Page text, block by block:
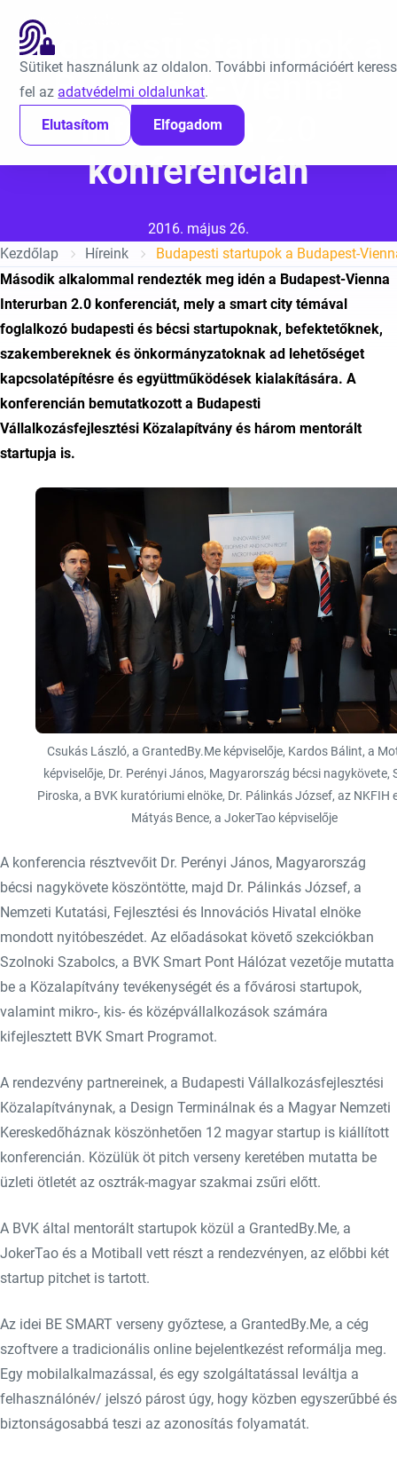
Sütiket használunk az oldalon. További információért
fel az adatvédelmi oldalunkat.
Elutasítom
Elfogadom
Ugrás a tartalomra
Budapesti startupok a
Budapest-Vienna
Interurban 2.0
konferencián
Közzétéve:
2016. május 26.
Kezdőlap
Híreink
Budapesti startupok a Budapest-
Második alkalommal rendezték meg idén a Budapest-Vienna
Interurban 2.0 konferenciát, mely a smart city témával
foglalkozó budapesti és bécsi startupoknak, befektetőknek,
szakembereknek és önkormányzatoknak ad lehetőséget
kapcsolatépítésre és együttműködések kialakítására. A
konferencián bemutatkozott a Budapesti
Vállalkozásfejlesztési Közalapítvány és három mentorált
startupja is.
Csukás László, a GrantedBy.Me képviselője, Kardos Bálint, a
képviselője, Dr. Perényi János, Magyarország bécsi nagykövete,
Piroska, a BVK kuratóriumi elnöke, Dr. Pálinkás József, az NKFIH
Mátyás Bence, a JokerTao képviselője
A konferencia résztvevőit Dr. Perényi János, Magyarország
bécsi nagykövete köszöntötte, majd Dr. Pálinkás József, a
Nemzeti Kutatási, Fejlesztési és Innovációs Hivatal elnöke
mondott nyitóbeszédet. Az előadásokat követő szekciókban
Szolnoki Szabolcs, a BVK Smart Pont Hálózat vezetője mutatta
be a Közalapítvány tevékenységét és a fővárosi startupok,
valamint mikro-, kis- és középvállalkozások számára
kifejlesztett BVK Smart Programot.
A rendezvény partnereinek, a Budapesti Vállalkozásfejlesztési
Közalapítványnak, a Design Terminálnak és a Magyar Nemzeti
Kereskedőháznak köszönhetően 12 magyar startup is kiállított
konferencián. Közülük öt pitch verseny keretében mutatta be
üzleti ötletét az osztrák-magyar szakmai zsűri előtt.
A BVK által mentorált startupok közül a GrantedBy.Me, a
JokerTao és a Motiball vett részt a rendezvényen, az előbbi két
startup pitchet is tartott.
Az idei BE SMART verseny győztese, a GrantedBy.Me, a cég
szoftvere a tradicionális online bejelentkezést reformálja meg.
Egy mobilalkalmazással, és egy szolgáltatással leváltja a
felhasználónév/ jelszó párost úgy, hogy közben egyszerűbbé és
biztonságosabbá teszi az azonosítás folyamatát.